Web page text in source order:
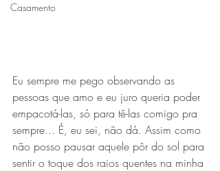
Casamento
Eu sempre me pego observando as
pessoas que amo e eu juro queria poder
empacotá-las, só para tê-las comigo pra
sempre... É, eu sei, não dá. Assim como
não posso pausar aquele pôr do sol para
sentir o toque dos raios quentes na minha